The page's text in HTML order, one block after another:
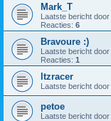
Mark_T
Laatste bericht door
Reacties: 6
Bravoure :)
Laatste bericht door
Reacties: 1
ltzracer
Laatste bericht door
petoe
Laatste bericht door